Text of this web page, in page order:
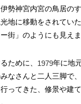
勢神宮内宮の鳥居の
地に移動をされてい
街」のようにも見えま
ために、 1979年に地
なさんと二人三脚で
ってきた、修景や建